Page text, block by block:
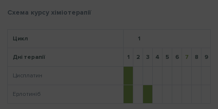
Схема курсу хіміотерапії
Цикл 1
Дні терапії 1 2 3 4 5 6 7 8 9
Цисплатин
Ерлотиніб